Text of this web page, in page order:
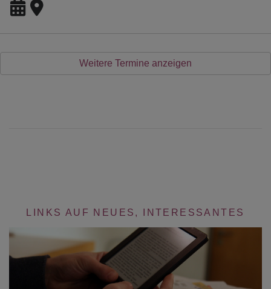
Weitere Termine anzeigen
LINKS AUF NEUES, INTERESSANTES